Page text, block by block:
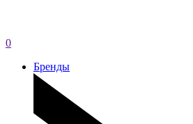
0
Бренды